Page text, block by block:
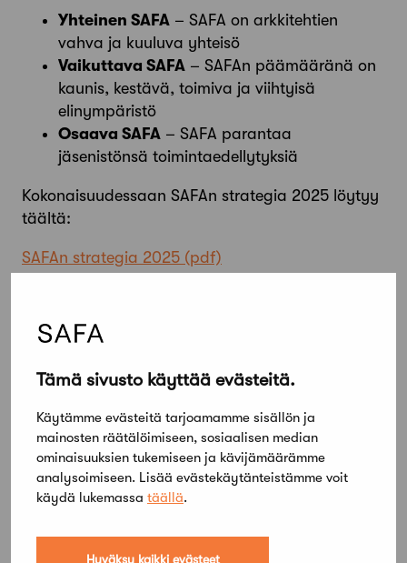
Tämä sivusto käyttää evästeitä.
Käytämme evästeitä tarjoamamme sisällön ja
mainosten räätälöimiseen, sosiaalisen median
ominaisuuksien tukemiseen ja kävijämäärämme
analysoimiseen. Lisää evästekäytänteistämme voit
käydä lukemassa täällä.
Hyväksy kaikki evästeet
Yhteinen SAFA – SAFA on arkkitehtien
vahva ja kuuluva yhteisö
Vaikuttava SAFA – SAFAn päämääränä on
kaunis, kestävä, toimiva ja viihtyisä
elinympäristö
Osaava SAFA – SAFA parantaa
jäsenistönsä toimintaedellytyksiä
Kokonaisuudessaan SAFAn strategia 2025 löytyy
täältä:
SAFAn strategia 2025
Jaa artikkeli